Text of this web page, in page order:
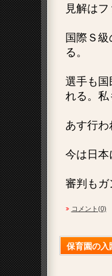
見解は
国際Ｓ
る。
選手も国
れる。私
あす行わ
今は日本
審判もガ
コメント(0)
保育園の入